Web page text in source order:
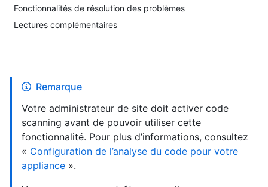
Fonctionnalités de résolution des problèmes
Lectures complémentaires
Remarque
Votre administrateur de site doit activer code
scanning avant de pouvoir utiliser cette
fonctionnalité. Pour plus d’informations, consultez
« Configuration de l’analyse du code pour votre
appliance ».